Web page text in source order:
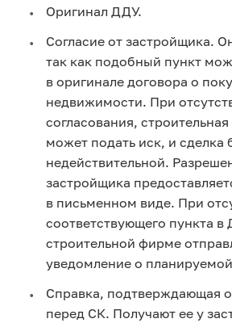
Оригинал ДДУ.
Согласие от застройщика.
так как подобный пункт
в оригинале договора о
недвижимости. При
согласования,
может подать иск, и сделка
недействительной.
застройщика
в письменном виде. При
соответствующего пункта в
строительной фирме
уведомление о
Справка, подтверждающая
перед СК. Получают ее у